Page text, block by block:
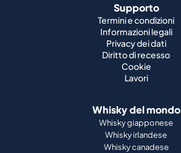
Supporto
Termini e condizioni
Informazioni legali
Privacy dei dati
Diritto di recesso
Cookie
Lavori
Whisky del mondo
Whisky giapponese
Whisky irlandese
Whisky canadese